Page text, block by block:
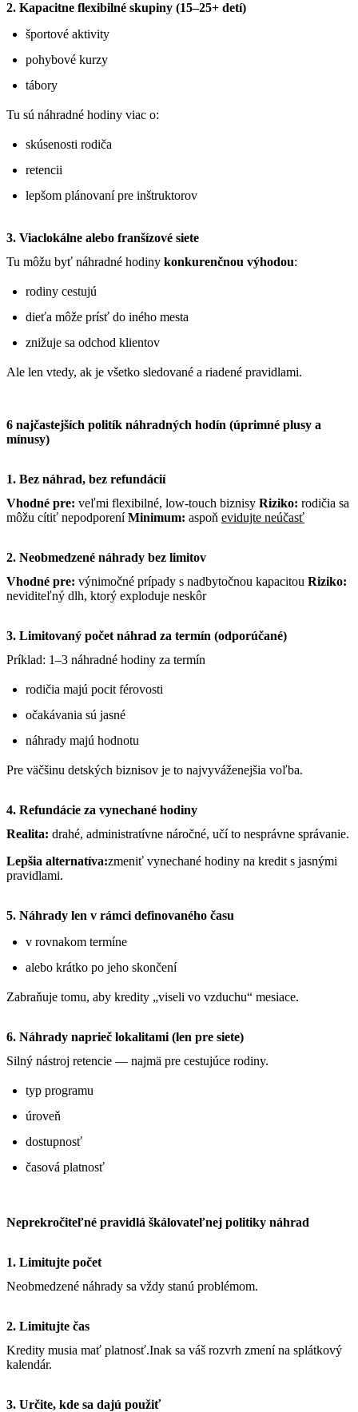
2. Kapacitne flexibilné skupiny (15–25+ detí)
športové aktivity
pohybové kurzy
tábory
Tu sú náhradné hodiny viac o:
skúsenosti rodiča
retencii
lepšom plánovaní pre inštruktorov
3. Viaclokálne alebo franšízové siete
Tu môžu byť náhradné hodiny konkurenčnou výhodou:
rodiny cestujú
dieťa môže prísť do iného mesta
znižuje sa odchod klientov
Ale len vtedy, ak je všetko sledované a riadené pravidlami.
6 najčastejších politík náhradných hodín (úprimné plusy a
mínusy)
1. Bez náhrad, bez refundácií
Vhodné pre: veľmi flexibilné, low-touch biznisy Riziko: rodičia sa
môžu cítiť nepodporeníMinimum: aspoň evidujte neúčasť
2. Neobmedzené náhrady bez limitov
Vhodné pre: výnimočné prípady s nadbytočnou kapacitou Riziko:
neviditeľný dlh, ktorý exploduje neskôr
3. Limitovaný počet náhrad za termín (odporúčané)
Príklad: 1–3 náhradné hodiny za termín
rodičia majú pocit férovosti
očakávania sú jasné
náhrady majú hodnotu
Pre väčšinu detských biznisov je to najvyváženejšia voľba.
4. Refundácie za vynechané hodiny
Realita: drahé, administratívne náročné, učí to nesprávne správanie.
Lepšia alternatíva:zmeniť vynechané hodiny na kredit s jasnými
pravidlami.
5. Náhrady len v rámci definovaného času
v rovnakom termíne
alebo krátko po jeho skončení
Zabraňuje tomu, aby kredity „viseli vo vzduchu“ mesiace.
6. Náhrady naprieč lokalitami (len pre siete)
Silný nástroj retencie — najmä pre cestujúce rodiny.
typ programu
úroveň
dostupnosť
časová platnosť
Neprekročiteľné pravidlá škálovateľnej politiky náhrad
1. Limitujte počet
Neobmedzené náhrady sa vždy stanú problémom.
2. Limitujte čas
Kredity musia mať platnosť.Inak sa váš rozvrh zmení na splátkový
kalendár.
3. Určite, kde sa dajú použiť